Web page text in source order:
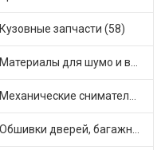
Кузовные запчасти (58)
Материалы для шумо и виброизоляции (1)
Механические сниматели (1)
Обшивки дверей, багажника, потолков, накладки салона (29)